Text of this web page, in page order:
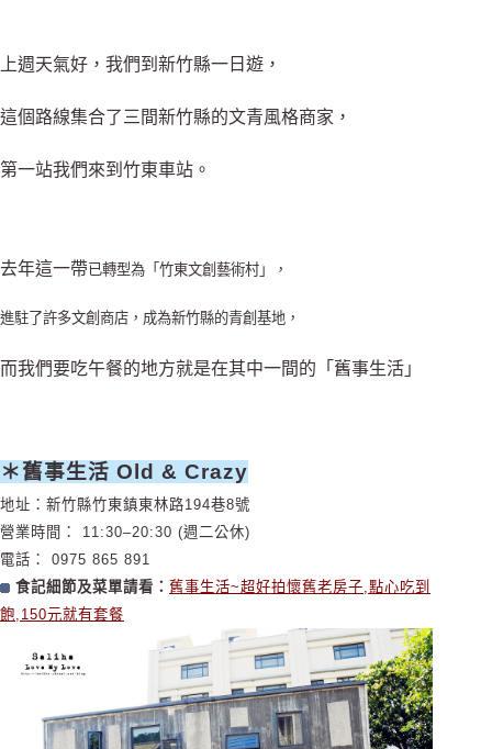
上週天氣好，我們到新竹縣一日遊，
這個路線集合了三間新竹縣的文青風格商家，
第一站我們來到竹東車站。
去年這一帶 已轉型為「竹東文創藝術村」，
進駐了許多文創商店，成為新竹縣的青創基地，
而我們要吃午餐的地方就是在其中一間的「舊事生活」
＊舊事生活 Old & Crazy
地址：新竹縣竹東鎮東林路194巷8號
營業時間： 11:30–20:30 (週二公休)
電話： 0975 865 891
食記細節及菜單請看： 舊事生活~超好拍懷舊老房子,點心吃到
飽,150元就有套餐